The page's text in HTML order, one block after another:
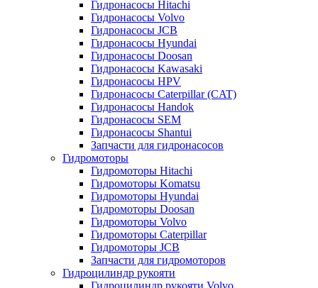
Гидронасосы Hitachi
Гидронасосы Volvo
Гидронасосы JCB
Гидронасосы Hyundai
Гидронасосы Doosan
Гидронасосы Kawasaki
Гидронасосы HPV
Гидронасосы Caterpillar (CAT)
Гидронасосы Handok
Гидронасосы SEM
Гидронасосы Shantui
Запчасти для гидронасосов
Гидромоторы
Гидромоторы Hitachi
Гидромоторы Komatsu
Гидромоторы Hyundai
Гидромоторы Doosan
Гидромоторы Volvo
Гидромоторы Caterpillar
Гидромоторы JCB
Запчасти для гидромоторов
Гидроцилиндр рукояти
Гидроцилиндр рукояти Volvo